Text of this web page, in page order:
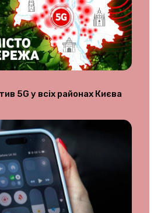
5G у всіх районах Києва